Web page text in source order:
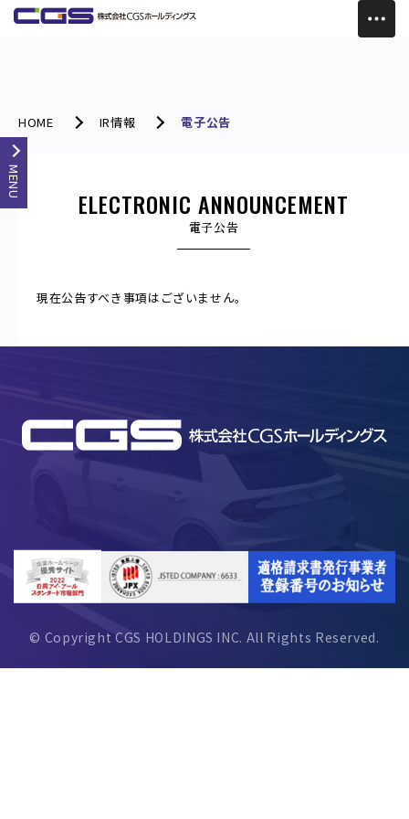
HOME IR情報 電子公告
ELECTRONIC ANNOUNCEMENT
電子公告
MENU
現在公告すべき事項はございません。
© Copyright CGS HOLDINGS INC. All Rights Reserved.